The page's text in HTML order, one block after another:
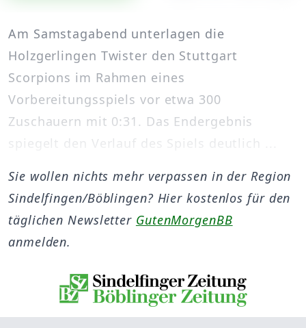
Am Samstagabend unterlagen die
Holzgerlingen Twister den Stuttgart
Scorpions im Rahmen eines
Vorbereitungsspiels vor etwa 300
Zuschauern mit 0:31. Das Endergebnis
spiegelt den Verlauf des Spiels deutlich ...
Sie wollen nichts mehr verpassen in der Region
Sindelfingen/Böblingen? Hier kostenlos für den
täglichen Newsletter GutenMorgenBB
anmelden.